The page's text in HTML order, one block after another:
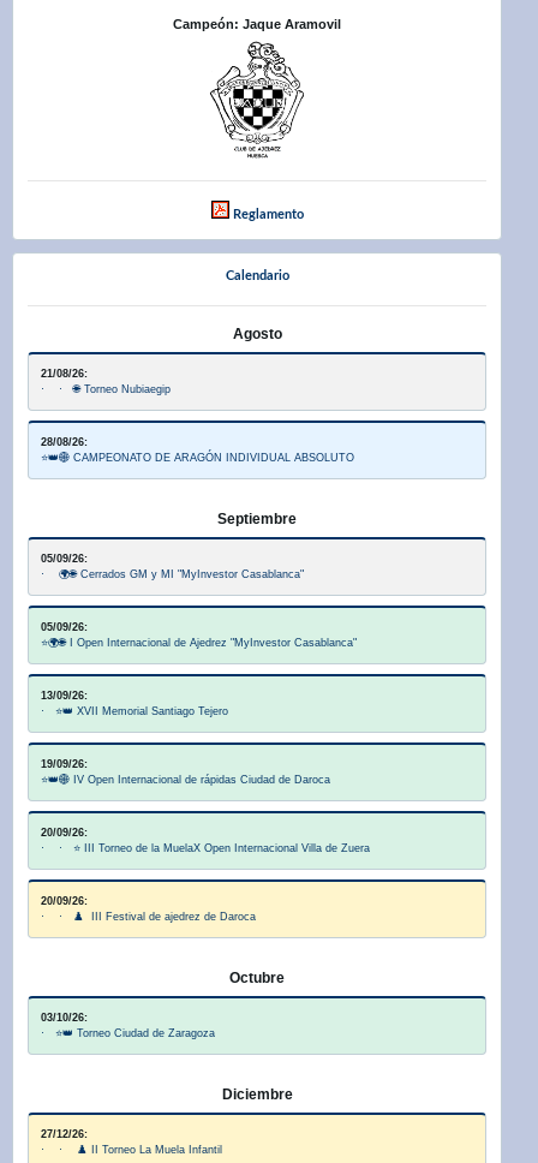
Campeón: Jaque Aramovil
Reglamento
Calendario
Agosto
21/08/26:
· · 🌐 Torneo Nubiaegip
28/08/26:
⭐👑🌐 CAMPEONATO DE ARAGÓN INDIVIDUAL ABSOLUTO
Septiembre
05/09/26:
· 🌍🌐 Cerrados GM y MI "MyInvestor Casablanca"
05/09/26:
⭐🌍🌐 I Open Internacional de Ajedrez "MyInvestor Casablanca"
13/09/26:
· ⭐👑 XVII Memorial Santiago Tejero
19/09/26:
⭐👑🌐 IV Open Internacional de rápidas Ciudad de Daroca
20/09/26:
· · ⭐ III Torneo de la MuelaX Open Internacional Villa de Zuera
20/09/26:
· · ♟️ III Festival de ajedrez de Daroca
Octubre
03/10/26:
· ⭐👑 Torneo Ciudad de Zaragoza
Diciembre
27/12/26:
· · ♟️ II Torneo La Muela Infantil